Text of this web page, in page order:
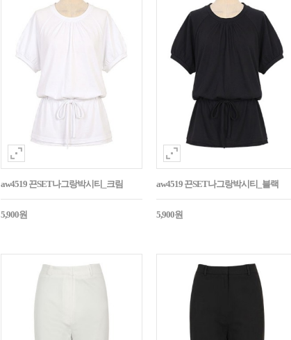
aw4519 끈SET나그랑박시티_크림
5,900원
aw4519 끈SET나그랑박시티_블랙
5,900원